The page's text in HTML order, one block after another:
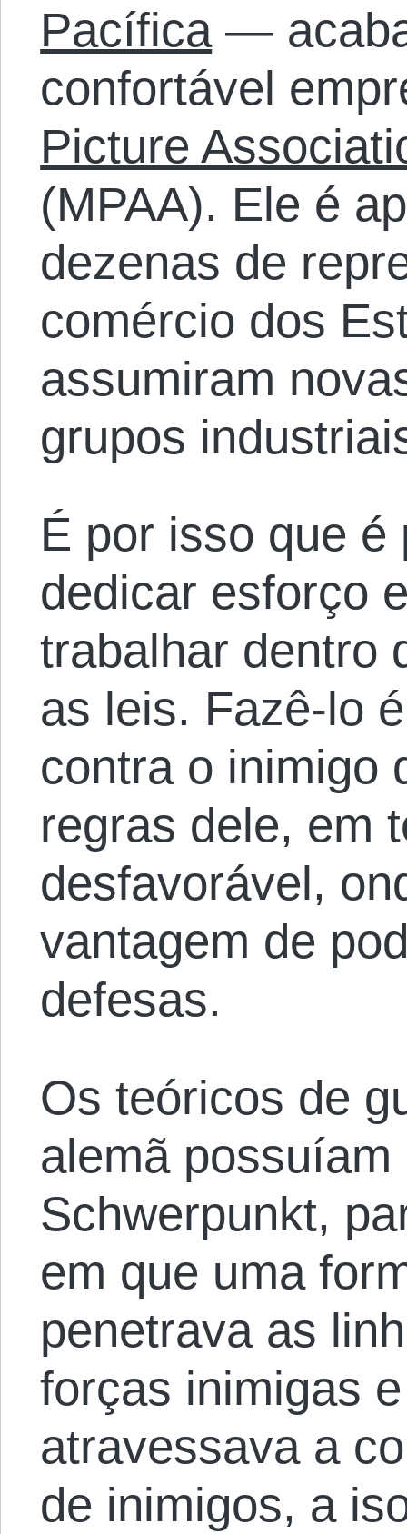
Pacífica—
confortável
Picture
(MPAA). Ele é
dezenas de
comércio dos
assumiram
grupos
É por isso que é
dedicar esforço
trabalhar dentro
as leis. Fazê-lo
contra o inimigo
regras dele, em
desfavorável,
vantagem de
defesas.
Os teóricos de
alemã
Schwerpunkt,
em que uma
penetrava as
forças inimigas
atravessava a
de inimigos, a